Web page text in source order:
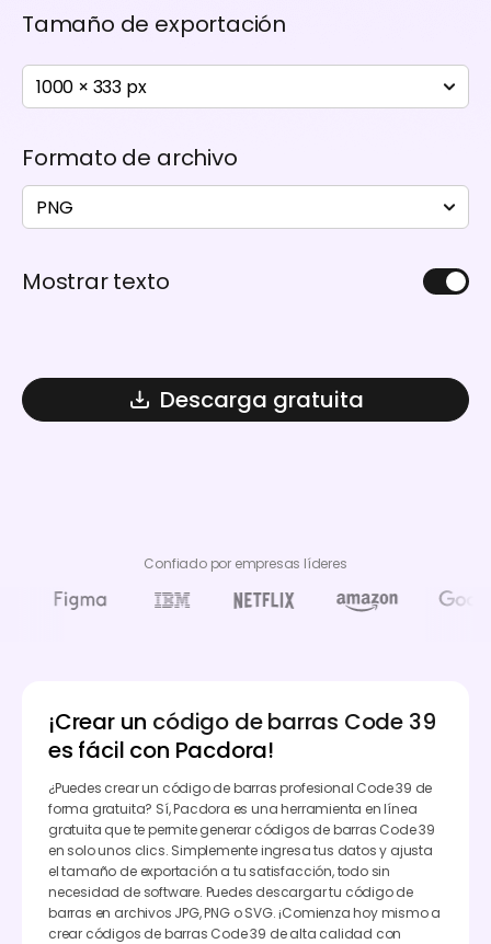
Tamaño de exportación
1000 × 333 px
Formato de archivo
PNG
Mostrar texto
Descarga gratuita
Confiado por empresas líderes
¡Crear un código de barras Code 39
es fácil con Pacdora!
¿Puedes crear un código de barras profesional Code 39 de
forma gratuita? Sí, Pacdora es una herramienta en línea
gratuita que te permite generar códigos de barras Code 39
en solo unos clics. Simplemente ingresa tus datos y ajusta
el tamaño de exportación a tu satisfacción, todo sin
necesidad de software. Puedes descargar tu código de
barras en archivos JPG, PNG o SVG. ¡Comienza hoy mismo a
crear códigos de barras Code 39 de alta calidad con